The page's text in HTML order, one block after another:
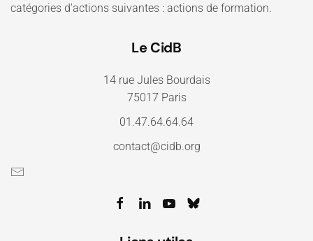
catégories d'actions suivantes : actions de formation.
Le CidB
14 rue Jules Bourdais
75017 Paris
01.47.64.64.64
contact@cidb.org